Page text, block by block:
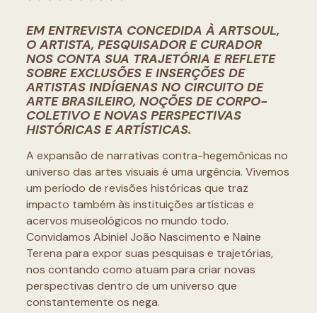
EM ENTREVISTA CONCEDIDA À ARTSOUL,
O ARTISTA, PESQUISADOR E CURADOR
NOS CONTA SUA TRAJETÓRIA E REFLETE
SOBRE EXCLUSÕES E INSERÇÕES DE
ARTISTAS INDÍGENAS NO CIRCUITO DE
ARTE BRASILEIRO, NOÇÕES DE CORPO-
COLETIVO E NOVAS PERSPECTIVAS
HISTÓRICAS E ARTÍSTICAS.
A expansão de narrativas contra-hegemônicas no
universo das artes visuais é uma urgência. Vivemos
um período de revisões históricas que traz
impacto também às instituições artísticas e
acervos museológicos no mundo todo.
Convidamos Abiniel João Nascimento e Naine
Terena para expor suas pesquisas e trajetórias,
nos contando como atuam para criar novas
perspectivas dentro de um universo que
constantemente os nega.